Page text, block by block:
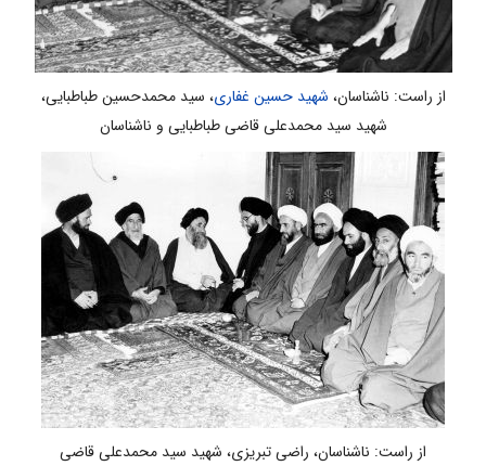
از راست: ناشناسان، شهید حسین غفاری، سید محمدحسین طباطبایی،
شهید سید محمدعلی قاضی طباطبایی و ناشناسان
از راست: ناشناسان، راضی تبریزی، شهید سید محمدعلی قاضی